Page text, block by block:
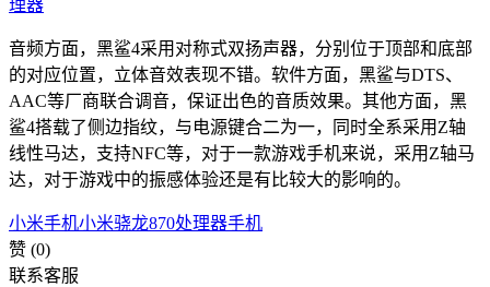
音频方面，黑鲨4采用对称式双扬声器，分别位于顶部和底部
的对应位置，立体音效表现不错。软件方面，黑鲨与DTS、
AAC等厂商联合调音，保证出色的音质效果。其他方面，黑
鲨4搭载了侧边指纹，与电源键合二为一，同时全系采用Z轴
线性马达，支持NFC等，对于一款游戏手机来说，采用Z轴马
达，对于游戏中的振感体验还是有比较大的影响的。
小米手机小米骁龙870处理器手机
赞 (0)
联系客服